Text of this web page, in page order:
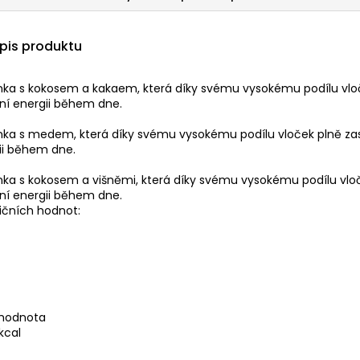
produktu
s kokosem a kakaem, která díky svému vysokému podílu
energii během dne.
s medem, která díky svému vysokému podílu vloček plně
během dne.
s kokosem a višněmi, která díky svému vysokému podílu
energii během dne.
hodnot: